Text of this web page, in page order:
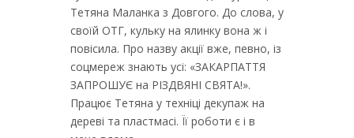
Тетяна Маланка з Довгого. До слова, у
своїй ОТГ, кульку на ялинку вона ж і
повісила. Про назву акції вже, певно, із
соцмереж знають усі: «ЗАКАРПАТТЯ
ЗАПРОШУЄ на РІЗДВЯНІ СВЯТА!».
Працює Тетяна у техніці декупаж на
дереві та пластмасі. Її роботи є і в